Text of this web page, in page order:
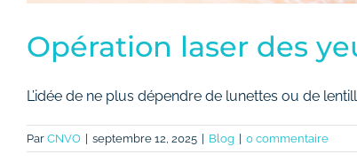
Opération laser des
L’idée de ne plus dépendre de lunettes ou de
Par CNVO septembre 12, 2025 Blog 0 commentaire